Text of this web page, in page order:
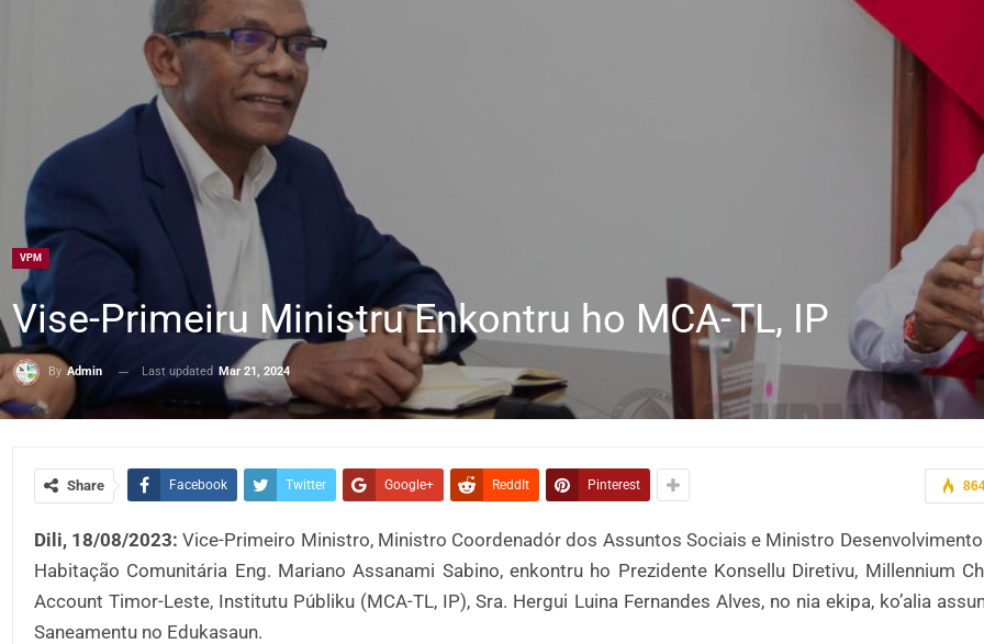
VPM
Vise-Primeiru Ministru Enkontru ho MCA-TL, IP
By Admin Last updated Mar 21, 2024
Share Facebook Twitter Google+ ReddIt Pinterest
Dili, 18/08/2023:Vice-Primeiro Ministro, Ministro Coordenadór dos Assuntos Sociais e Ministro Desenvolvimento
Habitação Comunitária Eng. Mariano Assanami Sabino, enkontru ho Prezidente Konsellu Diretivu, Millennium
Account Timor-Leste, Institutu Públiku (MCA-TL, IP), Sra. Hergui Luina Fernandes Alves, no nia ekipa, ko’alia
Saneamentu no Edukasaun.